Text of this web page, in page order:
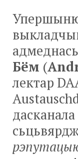
Бём (
лектар